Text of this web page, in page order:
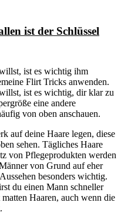
ist der Schlüssel
ist es wichtig ihm
Flirt Tricks anwenden.
ist es wichtig, dir klar zu
eine andere
von oben anschauen.
auf deine Haare legen, diese
sehen. Tägliches Haare
von Pflegeprodukten werden
von Grund auf eher
besonders wichtig.
du einen Mann schneller
Haaren, auch wenn die